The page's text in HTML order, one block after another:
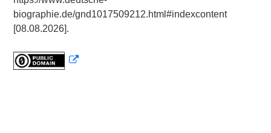
biographie.de/gnd1017509212.html#indexcontent
[08.08.2026].